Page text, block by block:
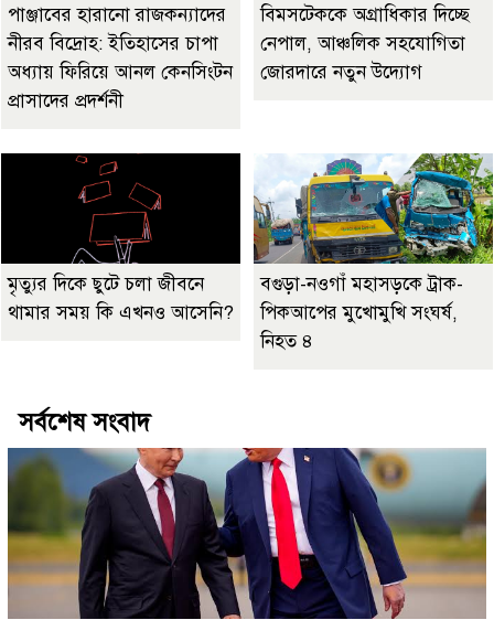
পাঞ্জাবের হারানো রাজকন্যাদের
নীরব বিদ্রোহ: ইতিহাসের চাপা
অধ্যায় ফিরিয়ে আনল কেনসিংটন
প্রাসাদের প্রদর্শনী
বিমসটেককে অগ্রাধিকার দিচ্ছে
নেপাল, আঞ্চলিক সহযোগিতা
জোরদারে নতুন উদ্যোগ
মৃত্যুর দিকে ছুটে চলা জীবনে
থামার সময় কি এখনও আসেনি?
বগুড়া-নওগাঁ মহাসড়কে ট্রাক-
পিকআপের মুখোমুখি সংঘর্ষ,
নিহত ৪
সর্বশেষ সংবাদ